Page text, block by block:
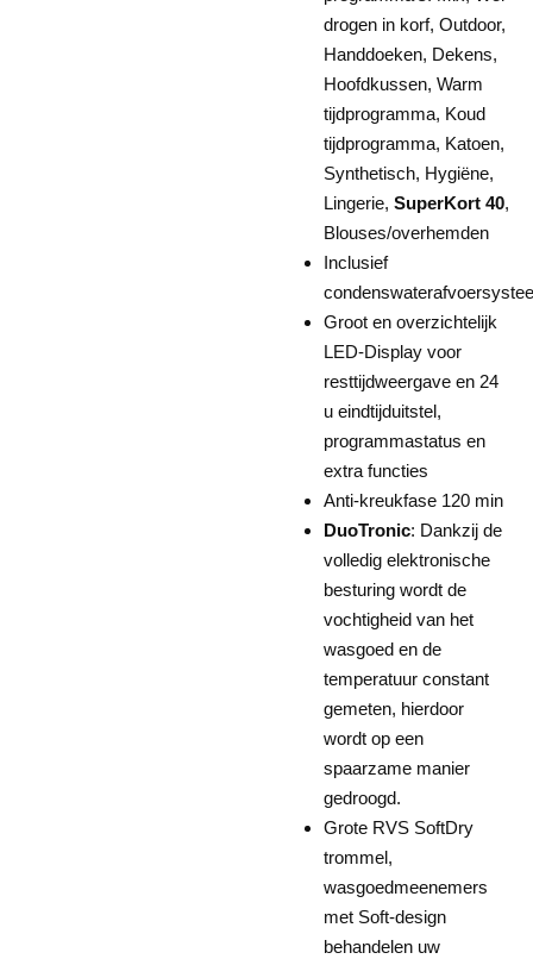
drogen in korf, Outdoor,
Handdoeken, Dekens,
Hoofdkussen, Warm
tijdprogramma, Koud
tijdprogramma, Katoen,
Synthetisch, Hygiëne,
Lingerie, SuperKort 40,
Blouses/overhemden
Inclusief
Groot en overzichtelijk
LED-Display voor
resttijdweergave en 24
u eindtijduitstel,
programmastatus en
extra functies
Anti-kreukfase 120 min
DuoTronic: Dankzij de
volledig elektronische
besturing wordt de
vochtigheid van het
wasgoed en de
temperatuur constant
gemeten, hierdoor
wordt op een
spaarzame manier
gedroogd.
Grote RVS SoftDry
trommel,
wasgoedmeenemers
met Soft-design
behandelen uw